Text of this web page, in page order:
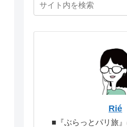
Rié
■『ぶらっとパリ旅